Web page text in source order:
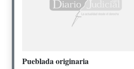
Pueblada originaria